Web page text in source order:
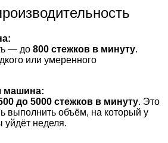
— до 800 стежков в минуту.
или умеренного
машина:
до 5000 стежков в минуту. Это
выполнить объём, на который у
неделя.